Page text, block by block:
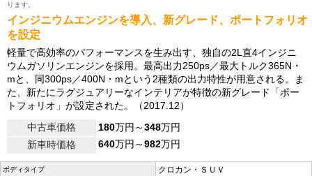
ります。
インジニウムエンジンを導入、新グレード、ポートフォリオ
を設定
軽量で高効率のパフォーマンスを生み出す、独自の2L直4インジニ
ウムガソリンエンジンを採用。最高出力250ps／最大トルク365N・
mと、同300ps／400N・mという2種類の出力特性が用意される。ま
た、新たにラグジュアリーなインテリアが特徴の新グレード「ポー
トフォリオ」が設定された。（2017.12）
中古車価格
180万円～348万円
新車時価格
640万円～982万円
ボディタイプ クロカン・ＳＵＶ